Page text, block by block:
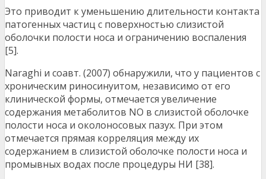
Это приводит к уменьшению длительности контакта
патогенных частиц с поверхностью слизистой
оболочки полости носа и ограничению воспаления
[5].
Naraghi и соавт. (2007) обнаружили, что у пациентов с
хроническим риносинуитом, независимо от его
клинической формы, отмечается увеличение
содержания метаболитов NO в слизистой оболочке
полости носа и околоносовых пазух. При этом
отмечается прямая корреляция между их
содержанием в слизистой оболочке полости носа и
промывных водах после процедуры НИ [38].